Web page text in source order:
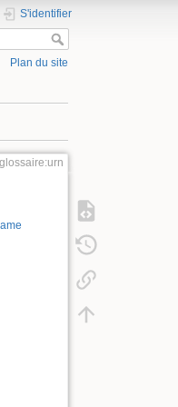
S'identifier
Plan du site
glossaire:urn